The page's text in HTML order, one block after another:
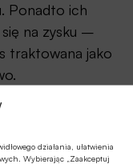
działania, ułatwienia
Wybierając „Zaakceptuj
Ponadto ich
na zysku –
traktowana jako
oka racjonalny,
towarzyszy